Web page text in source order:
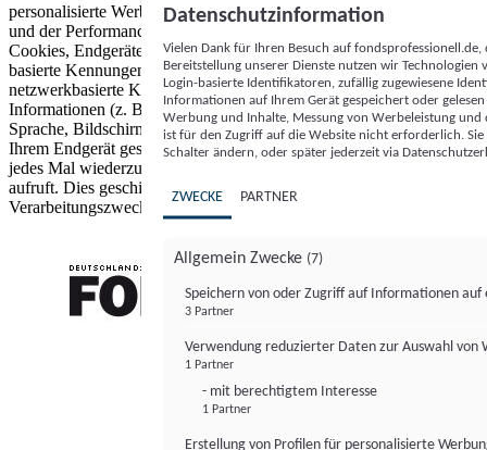
personalisierte Werbung und Inhalte, Messung von Werbeleistung
und der Performance von Inhalten sowie Zielgruppenforschung.
Cookies, Endgeräte- oder ähnliche Online-Kennungen (z. B. login-
basierte Kennungen, zufällig generierte Kennungen,
netzwerkbasierte Kennungen) können zusammen mit anderen
Informationen (z. B. Browsertyp und Browserinformationen,
Sprache, Bildschirmgröße, unterstützte Technologien usw.) auf
Ihrem Endgerät gespeichert oder von dort ausgelesen werden, um es
jedes Mal wiederzuerkennen, wenn es eine App oder einer Webseite
aufruft. Dies geschieht für einen oder mehrere der hier aufgeführten
Verarbeitungszwecke.
Datenschutzinformation
Vielen Dank für Ihren Besuch auf
Bereitstellung unserer Dienste nutzen wir Technologien
Login-basierte Identifikatoren, zufällig zugewiesene
Informationen auf Ihrem Gerät gespeichert oder
Werbung und Inhalte, Messung von Werbeleistung
ist für den Zugriff auf die Website nicht erforderlich.
Schalter ändern, oder später jederzeit via
ZWECKE PARTNER
Allgemein Zwecke (7)
Speichern von oder Zugriff auf Informationen auf
3 Partner
Verwendung reduzierter Daten zur Auswahl von
1 Partner
- mit berechtigtem Interesse
1 Partner
Erstellung von Profilen für personalisierte
FONDS professionell